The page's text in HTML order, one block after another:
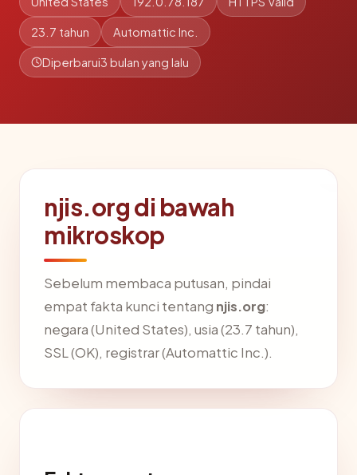
23.7 tahun Automattic Inc.
Diperbarui3 bulan yang lalu
njis.org di bawah
mikroskop
Sebelum membaca putusan, pindai
empat fakta kunci tentang njis.org:
negara (United States), usia (23.7 tahun),
SSL (OK), registrar (Automattic Inc.).